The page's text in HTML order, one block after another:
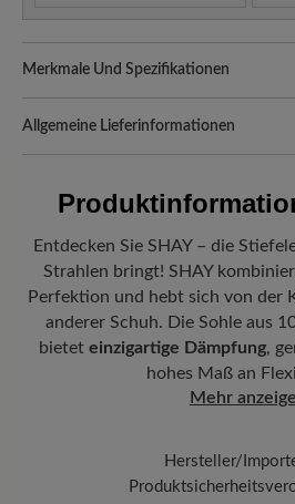
Merkmale Und Spezifikationen
Natürlich geformte Schuhe,
Passform:Comfort - Weite Passform
Vorteil der Sohle:Naturkrepp-Sohle aus
hohem Dämpfungsvermögen und
Herausnehmbares Fußbett:4 mm
Lederbezug für weiche Dämpfung und
Wetterschutz: Wasserabweisend
Atmungsaktiv
Allgemeine Lieferinformationen
hinzugefügt – unabhängig vom
Deutschland verlassen hat, erhalten
Mit der beigefügten Sendungsnummer
nachverfolgen, wo sich Ihr neues BÄR
befindet.
Entdecken Sie SHAY – die
Strahlen bringt! SHAY
Perfektion und hebt sich von der
anderer Schuh. Die Sohle aus
bietet einzigartige Dämpfung,
hohes Maß an
Mehr
Hersteller/